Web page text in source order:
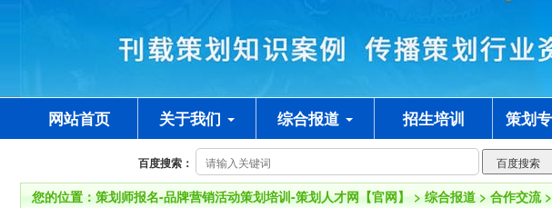
网站首页 关于我们 综合报道 招生培训 策划
百度搜索：
您的位置： 策划师报名-品牌营销活动策划培训-策划人才网【官网】 > 综合报道 > 合作交流